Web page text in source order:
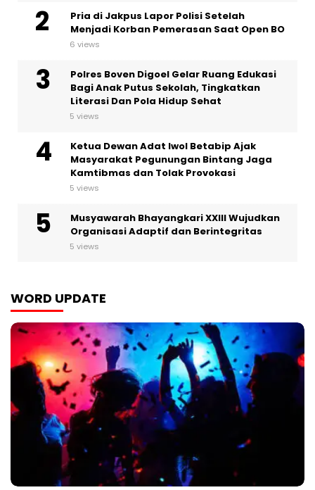
Pria di Jakpus Lapor Polisi Setelah
Menjadi Korban Pemerasan Saat Open BO
6 views
Polres Boven Digoel Gelar Ruang Edukasi
Bagi Anak Putus Sekolah, Tingkatkan
Literasi Dan Pola Hidup Sehat
5 views
Ketua Dewan Adat Iwol Betabip Ajak
Masyarakat Pegunungan Bintang Jaga
Kamtibmas dan Tolak Provokasi
5 views
Musyawarah Bhayangkari XXIII Wujudkan
Organisasi Adaptif dan Berintegritas
5 views
WORD UPDATE